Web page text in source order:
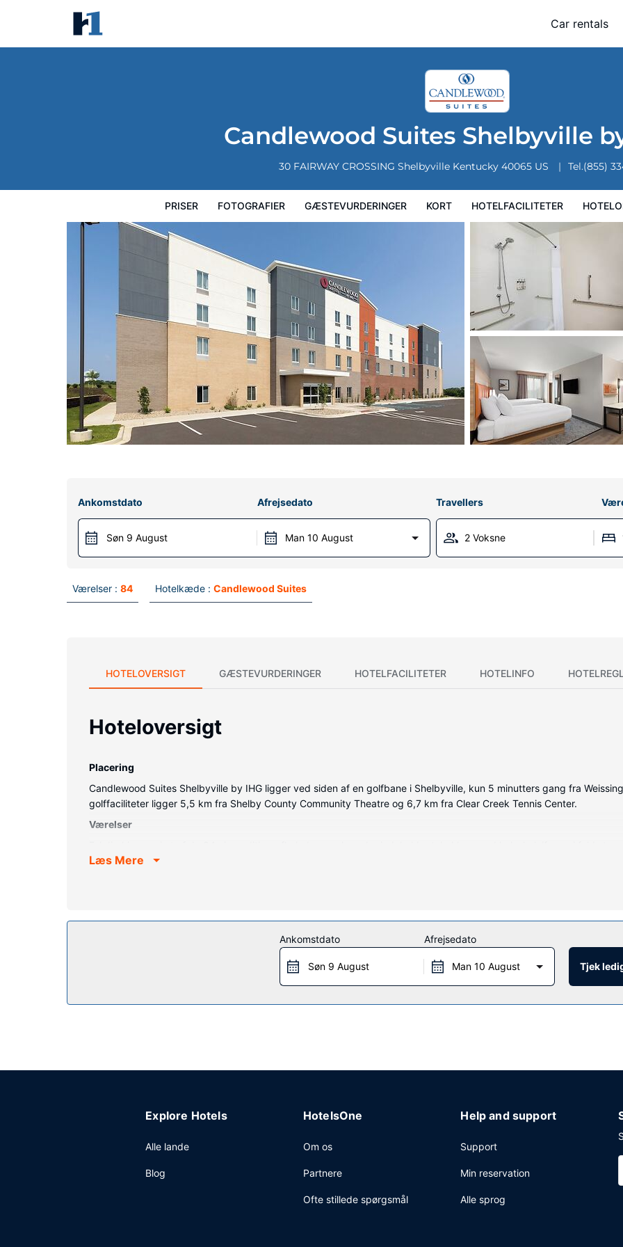
Car rentals
Candlewood Suites Shelbyville
30 FAIRWAY CROSSING Shelbyville Kentucky 40065 US Tel.(855)
PRISER FOTOGRAFIER GÆSTEVURDERINGER KORT HOTELFACILITETER
Hotelregler
Ankomstdato
Søn 9 August
Afrejsedato
Man 10 August
Travellers
2 Voksne
Værelser : 84 Hotelkæde : Candlewood Suites
HOTELOVERSIGT GÆSTEVURDERINGER HOTELFACILITETER HOTELINFO
Hoteloversigt
Placering
Candlewood Suites Shelbyville by IHG ligger ved siden af en golfbane i Shelbyville, kun 5 minutters gang fra
golffaciliteter ligger 5,5 km fra Shelby County Community Theatre og 6,7 km fra Clear Creek Tennis Center.
Værelser
topmadras og premium-sengetøj. Der er et 50-tommers fladskærms-tv med kabelkanaler, som sørger for
Gæsterne har blandt andet adgang til en døgnåben reception, et pengeskab i receptionen og en elevator. Gratis
Læs Mere
Ankomstdato
Søn 9 August
Afrejsedato
Man 10 August Tjek
Explore Hotels
Alle lande
Blog
HotelsOne
Om os
Partnere
Ofte stillede spørgsmål
Help and support
Support
Min reservation
Alle sprog